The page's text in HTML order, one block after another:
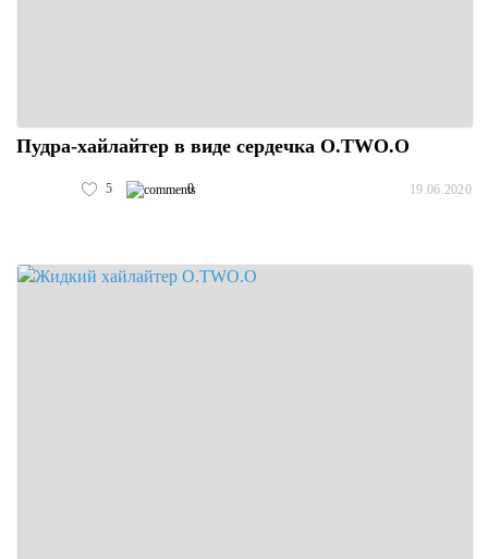
Пудра-хайлайтер в виде сердечка O.TWO.O
5 0 19.06.2020